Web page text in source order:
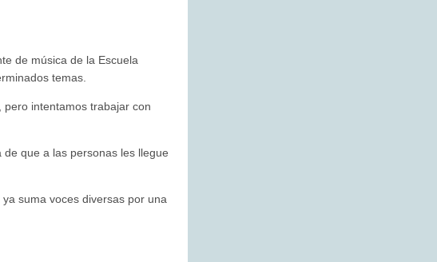
de música de la Escuela
temas.
intentamos trabajar con
que a las personas les llegue
suma voces diversas por una